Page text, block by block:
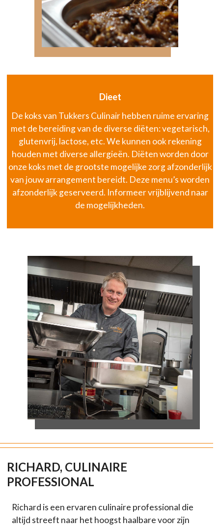
Dieet
De koks van Tukkers Culinair hebben ruime ervaring
met de bereiding van de diverse diëten: vegetarisch,
glutenvrij, lactose, etc. We kunnen ook rekening
houden met diverse allergieën. Diëten worden door
onze koks met de grootste mogelijke zorg afzonderlijk
van jouw arrangement bereidt. Deze menu’s worden
afzonderlijk geserveerd. Informeer vrijblijvend naar
de mogelijkheden.
RICHARD, CULINAIRE
PROFESSIONAL
Richard is een ervaren culinaire professional die
altijd streeft naar het hoogst haalbare voor zijn